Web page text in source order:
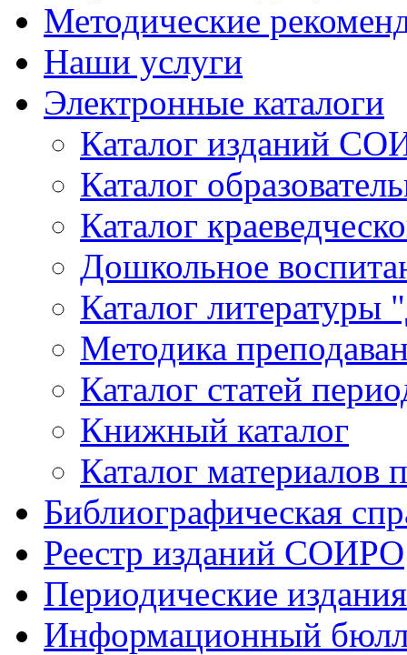
Методические
Наши услуги
Электронные каталоги
Каталог изданий
Каталог
Каталог
Дошкольное
Каталог литературы
Методика
Каталог статей
Книжный каталог
Каталог материалов
Библиографическая
Реестр изданий СОИРО
Периодические
Информационный